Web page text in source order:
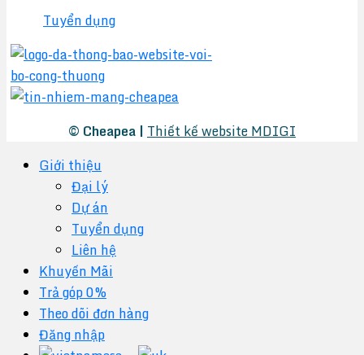
Tuyển dụng
© Cheapea | Thiết kế website MDIGI
Giới thiệu
Đại lý
Dự án
Tuyển dụng
Liên hệ
Khuyến Mãi
Trả góp 0%
Theo dõi đơn hàng
Đăng nhập